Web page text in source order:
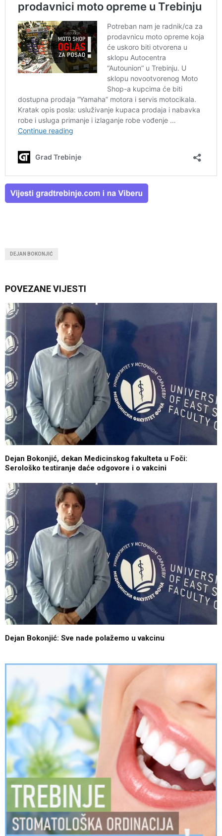
DEJAN BOKONJIĆ
POVEZANE VIJESTI
Dejan Bokonjić, dekan Medicinskog fakulteta u Foči:
Serološko testiranje daće odgovore i o vakcini
Dejan Bokonjić: Sve nade polažemo u vakcinu